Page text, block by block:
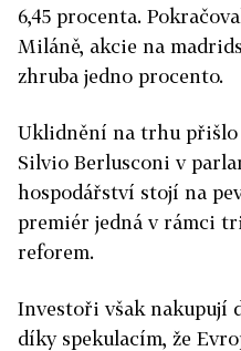
6,45 procenta.
Miláně, akcie na
zhruba jedno procento.
Uklidnění na trhu přišlo
Silvio Berlusconi v
hospodářství stojí na
premiér jedná v rámci
reforem.
Investoři však nakupují
díky spekulacím, že